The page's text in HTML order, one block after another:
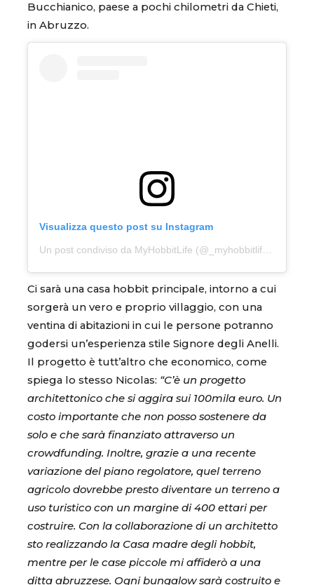
Bucchianico, paese a pochi chilometri da Chieti,
in Abruzzo.
Visualizza questo post su Instagram
Ci sarà una casa hobbit principale, intorno a cui
sorgerà un vero e proprio villaggio, con una
ventina di abitazioni in cui le persone potranno
godersi un’esperienza stile Signore degli Anelli.
Il progetto è tutt’altro che economico, come
spiega lo stesso Nicolas: “C’è un progetto
architettonico che si aggira sui 100mila euro. Un
costo importante che non posso sostenere da
solo e che sarà finanziato attraverso un
crowdfunding. Inoltre, grazie a una recente
variazione del piano regolatore, quel terreno
agricolo dovrebbe presto diventare un terreno a
uso turistico con un margine di 400 ettari per
costruire. Con la collaborazione di un architetto
sto realizzando la Casa madre degli hobbit,
mentre per le case piccole mi affiderò a una
ditta abruzzese. Ogni bungalow sarà costruito e